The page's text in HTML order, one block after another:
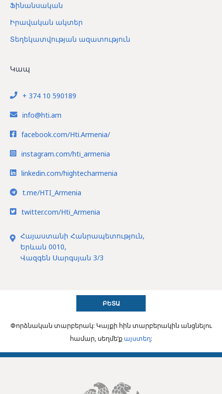
Ֆինանսական
Իրավական ակտեր
Տեղեկատվության ազատություն
Կապ
+ 374 10 590189
info@hti.am
facebook.com/Hti.Armenia/
instagram.com/hti_armenia
linkedin.com/hightecharmenia
t.me/HTI_Armenia
twitter.com/Hti_Armenia
Հայաստանի Հանրապետություն,
Երևան 0010,
Վազգեն Սարգսյան 3/3
ԲԵՏԱ
Փորձնական տարբերակ: Կայքի հին տարբերակին անցնելու
համար, սեղմե’ք այստեղ: